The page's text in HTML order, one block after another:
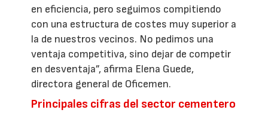
en eficiencia, pero seguimos compitiendo
con una estructura de costes muy superior a
la de nuestros vecinos. No pedimos una
ventaja competitiva, sino dejar de competir
en desventaja”, afirma Elena Guede,
directora general de Oficemen.
Principales cifras del sector cementero